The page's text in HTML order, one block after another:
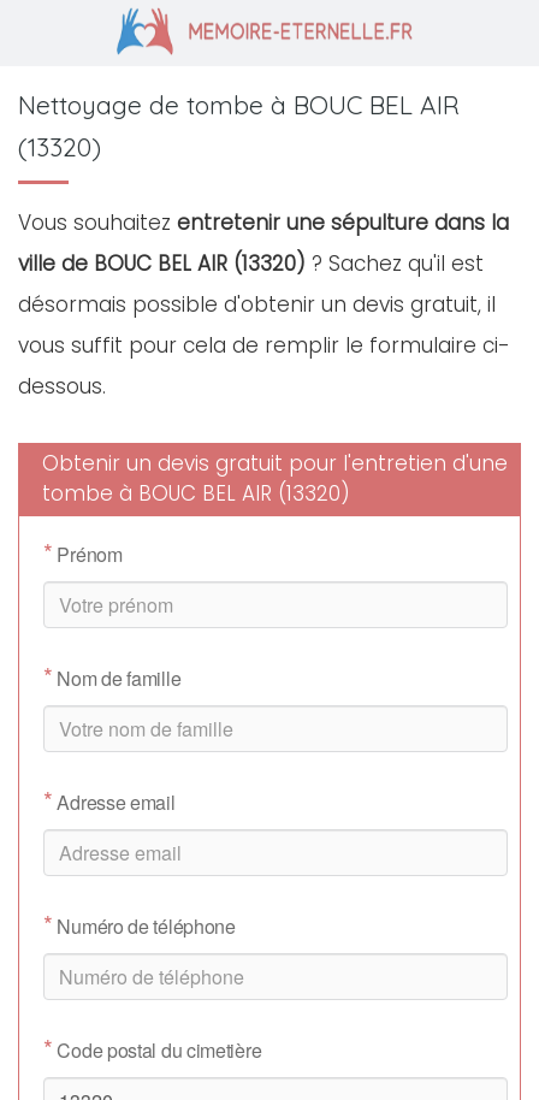
Nettoyage de tombe à BOUC BEL AIR
(13320)
Vous souhaitez entretenir une sépulture dans la
ville de BOUC BEL AIR (13320) ? Sachez qu'il est
désormais possible d'obtenir un devis gratuit, il
vous suffit pour cela de remplir le formulaire ci-
dessous.
Obtenir un devis gratuit pour l'entretien d'une
tombe à BOUC BEL AIR (13320)
* Prénom
* Nom de famille
*Adresse email
* Numéro de téléphone
*Code postal du cimetière